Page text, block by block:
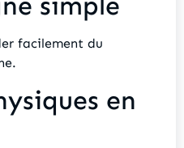
facilement du
en